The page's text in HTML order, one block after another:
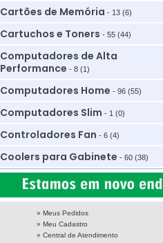
Cartões de Memória - 13 (6)
Cartuchos e Toners - 55 (44)
Computadores de Alta
Performance - 8 (1)
Computadores Home - 96 (55)
Computadores Slim - 1 (0)
Controladores Fan - 6 (4)
Coolers para Gabinete - 60 (38)
» Meus Pedidos
» Meu Cadastro
» Central de Atendimento